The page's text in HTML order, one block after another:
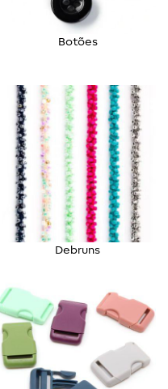
Botões
Debruns